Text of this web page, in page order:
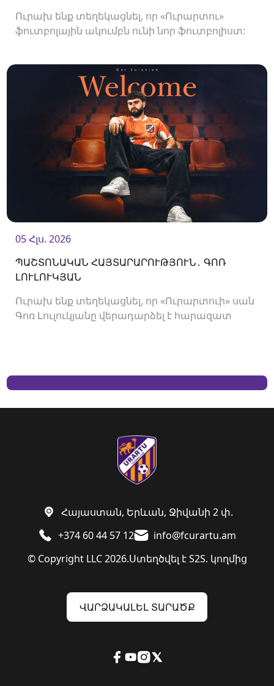
Ուրախ ենք տեղեկացնել, որ «Ուրարտու»
ֆուտբոլային ակումբն ունի նոր ֆուտբոլիստ:
05 Հլս. 2026
ՊԱՇՏՈՆԱԿԱՆ ՀԱՅՏԱՐԱՐՈՒԹՅՈՒՆ․ ԳՈՌ
ԼՈՒԼՈՒԿՅԱՆ
Ուրախ ենք տեղեկացնել, որ «Ուրարտուի» սան
Գոռ Լուլուկյանը վերադարձել է հարազատ
© Copyright LLC 2026.Ստեղծվել էS2S. կողմից
+374 60 44 57 12 info@fcurartu.am
Հայաստան, Երևան, Ջիվանի 2 փ.
ՎԱՐՁԱԿԱԼԵԼ ՏԱՐԱԾՔ